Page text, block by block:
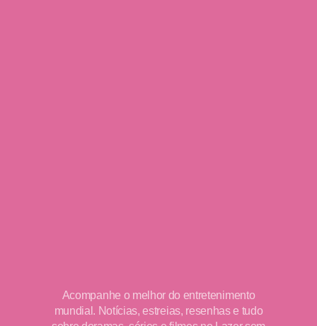
Acompanhe o melhor do entretenimento
mundial. Notícias, estreias, resenhas e tudo